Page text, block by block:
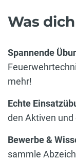
Was
Spannende
mehr!
Echte
den Aktiven
Bewerbe &
sammle